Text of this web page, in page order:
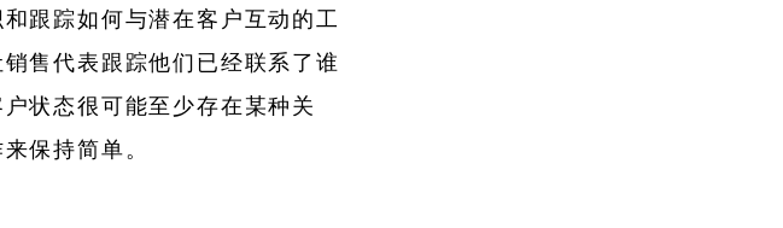
跟踪如何与潜在客户互动的工
售代表跟踪他们已经联系了谁
状态很可能至少存在某种关
保持简单。